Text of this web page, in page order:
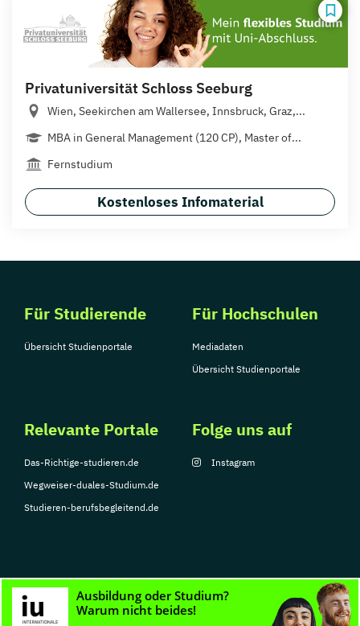
Privatuniversität Schloss Seeburg
Wien, Seekirchen am Wallersee, Innsbruck, Graz,...
MBA in General Management (120 CP), Master of...
Fernstudium
Kostenloses Infomaterial
Für Studierende
Übersicht Studienportale
Für Hochschulen
Mediadaten
Übersicht Studienportale
Relevante Portale
Das-Richtige-studieren.de
Wegweiser-duales-Studium.de
Studieren-berufsbegleitend.de
Folge uns auf
Instagram
© Copyright 2026, TarGroup Media GmbH